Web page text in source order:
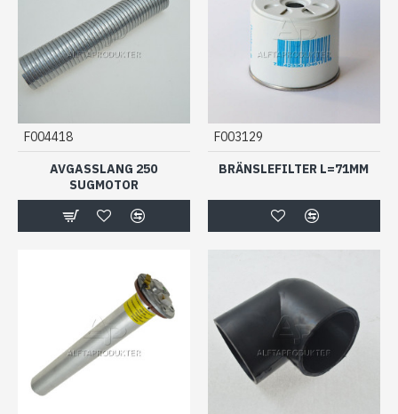
F004418
AVGASSLANG 250
SUGMOTOR
F003129
BRÄNSLEFILTER L=71MM